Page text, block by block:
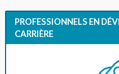
PROFESSIONNELS EN
CARRIÈRE